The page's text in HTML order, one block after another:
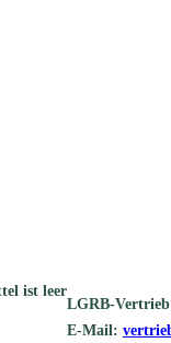
ist leer
LGRB-Vertrieb
E-Mail: